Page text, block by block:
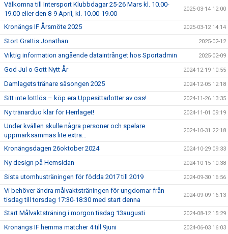
Välkomna till Intersport Klubbdagar 25-26 Mars kl. 10.00-
19.00 eller den 8-9 April, kl. 10.00-19.00
2025-03-14 12:00
Kronängs IF Årsmöte 2025 2025-03-12 14:14
Stort Grattis Jonathan 2025-02-12
Viktig information angående dataintrånget hos Sportadmin 2025-02-09
God Jul o Gott Nytt År 2024-12-19 10:55
Damlagets tränare säsongen 2025 2024-12-05 12:18
Sitt inte lottlös – köp era Uppesittarlotter av oss! 2024-11-26 13:35
Ny tränarduo klar för Herrlaget! 2024-11-01 09:19
Under kvällen skulle några personer och spelare
uppmärksammas lite extra…
2024-10-31 22:18
Kronängsdagen 26oktober 2024 2024-10-29 09:33
Ny design på Hemsidan 2024-10-15 10:38
Sista utomhusträningen för födda 2017 till 2019 2024-09-30 16:56
Vi behöver ändra målvaktsträningen för ungdomar från
tisdag till torsdag 17:30-18:30 med start denna
2024-09-09 16:13
Start Målvaktsträning i morgon tisdag 13augusti 2024-08-12 15:29
Kronängs IF hemma matcher 4 till 9juni 2024-06-03 16:03